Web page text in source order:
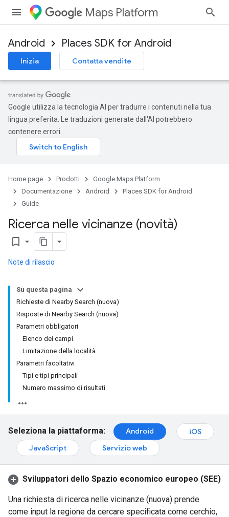
Maps Platform
Android Places SDK for Android
Inizia Contatta vendite
Google utilizza la tecnologia AI per tradurre i contenuti nella tua
lingua preferita. Le traduzioni generate dall'AI potrebbero
contenere errori.
Home page Prodotti
Google Maps Platform
Documentazione
Android
Places SDK for Android
Guide
Ricerca nelle vicinanze (novità)
bookmark_border
Note di rilascio
Su questa pagina
Richieste di Nearby Search (nuova)
Risposte di Nearby Search (nuova)
Parametri obbligatori
Elenco dei campi
Limitazione della località
Parametri facoltativi
Tipi e tipi principali
Numero massimo di risultati
Seleziona la piattaforma: Android
iOS
JavaScript
Servizio web
Sviluppatori dello Spazio economico europeo (SEE)
Una richiesta di ricerca nelle vicinanze (nuova) prende
come input la regione da cercare specificata come cerchio,